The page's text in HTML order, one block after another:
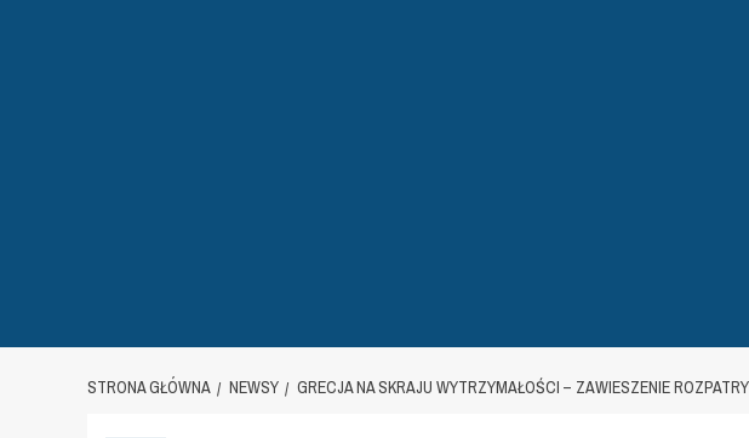
STRONA GŁÓWNA NEWSY GRECJA NA SKRAJU WYTRZYMAŁOŚCI – ZAWIESZENIE